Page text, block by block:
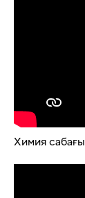
Химия сабағы